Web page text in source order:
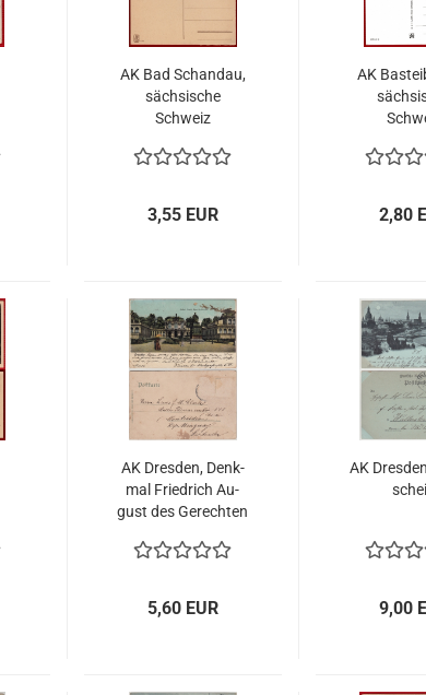
AK Bad Schandau,
säch­si­sche
Schweiz
3,55 EUR
AK
2,80
AK Dres­den, Denk­
mal Fried­rich Au­
gust des Ge­rech­ten
5,60 EUR
AK
9,00